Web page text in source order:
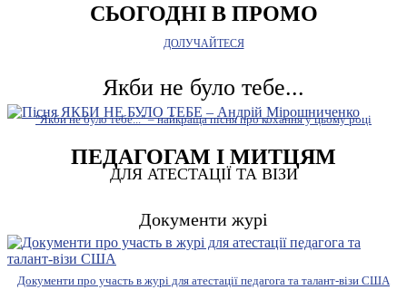
СЬОГОДНІ В ПРОМО
ДОЛУЧАЙТЕСЯ
Якби не було тебе...
"Якби не було тебе..." – найкраща пісня про кохання у цьому році
ПЕДАГОГАМ І МИТЦЯМ
ДЛЯ АТЕСТАЦІЇ ТА ВІЗИ
Документи журі
Документи про участь в журі для атестації педагога та талант-візи США